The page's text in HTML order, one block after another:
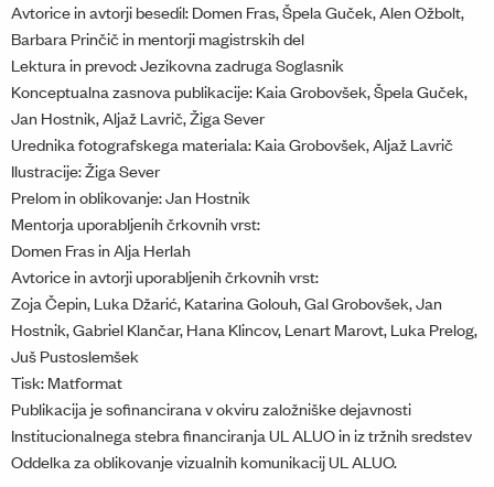
Avtorice in avtorji besedil: Domen Fras, Špela Guček, Alen Ožbolt,
Barbara Prinčič in mentorji magistrskih del
Lektura in prevod: Jezikovna zadruga Soglasnik
Konceptualna zasnova publikacije: Kaia Grobovšek, Špela Guček,
Jan Hostnik, Aljaž Lavrič, Žiga Sever
Urednika fotografskega materiala: Kaia Grobovšek, Aljaž Lavrič
Ilustracije: Žiga Sever
Prelom in oblikovanje: Jan Hostnik
Mentorja uporabljenih črkovnih vrst:
Domen Fras in Alja Herlah
Avtorice in avtorji uporabljenih črkovnih vrst:
Zoja Čepin, Luka Džarić, Katarina Golouh, Gal Grobovšek, Jan
Hostnik, Gabriel Klančar, Hana Klincov, Lenart Marovt, Luka Prelog,
Juš Pustoslemšek
Tisk: Matformat
Publikacija je sofinancirana v okviru založniške dejavnosti
Institucionalnega stebra financiranja UL ALUO in iz tržnih sredstev
Oddelka za oblikovanje vizualnih komunikacij UL ALUO.